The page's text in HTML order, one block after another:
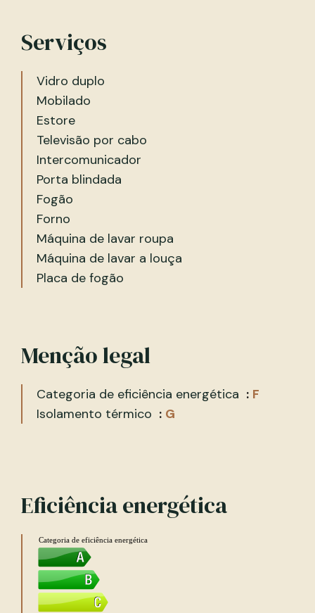
Serviços
Vidro duplo
Mobilado
Estore
Televisão por cabo
Intercomunicador
Porta blindada
Fogão
Forno
Máquina de lavar roupa
Máquina de lavar a louça
Placa de fogão
Menção legal
Categoria de eficiência energética
F
Isolamento térmico
G
Eficiência energética
Categoria de eficiência energética